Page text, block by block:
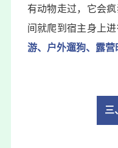
有动物走过，它会
间就爬到宿主身上进
游、户外遛狗、露营
三